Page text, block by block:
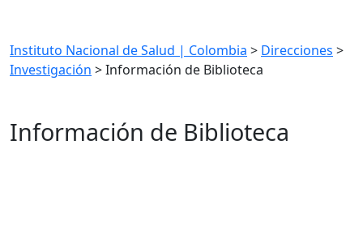
Instituto Nacional de Salud | Colombia > Direcciones >
Investigación >Información de Biblioteca
Información de Biblioteca